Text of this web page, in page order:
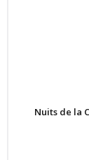
Nuits de la